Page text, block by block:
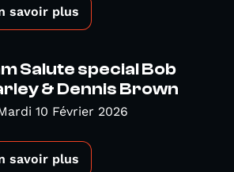
savoir plus
Salute special Bob
& Dennis Brown
10 Février 2026
savoir plus